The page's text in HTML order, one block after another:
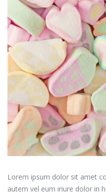
Lorem ipsum dolor sit amet
autem vel eum iriure dolor in